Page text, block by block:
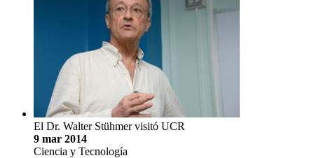
El Dr. Walter Stühmer visitó UCR
9 mar 2014
Ciencia y Tecnología